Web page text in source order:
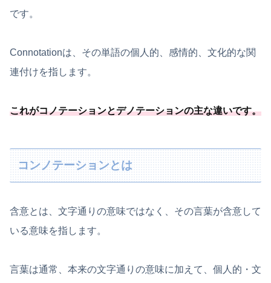
です。
Connotationは、その単語の個人的、感情的、文化的な関
連付けを指します。
これがコノテーションとデノテーションの主な違いです。
コンノテーションとは
含意とは、文字通りの意味ではなく、その言葉が含意して
いる意味を指します。
言葉は通常、本来の文字通りの意味に加えて、個人的・文